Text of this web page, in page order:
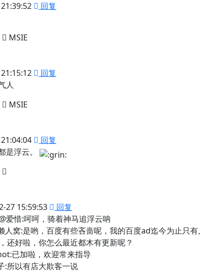
回复
MSIE
回复
人
MSIE
回复
是浮云。
27 15:59:53
回复
@爱惜:呵呵，骑着神马追浮云呐
人窝:是哟，百度有些吝啬呢，我的百度ad迄今为止只
还好啦，你怎么最近都木有更新呢？
已加啦，欢迎常来指导
:所以有店大欺客一说